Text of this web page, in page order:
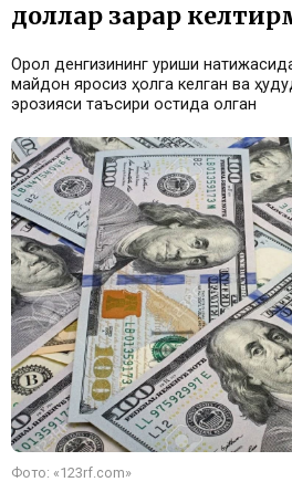
доллар зарар
Орол денгизининг қуриши
майдон яроқсиз ҳолга келган ва
эрозияси таъсири остида қолган
Фото: «123rf.com»